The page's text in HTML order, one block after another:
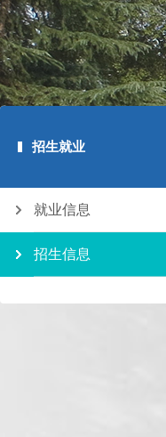
招生就业
就业信息
招生信息